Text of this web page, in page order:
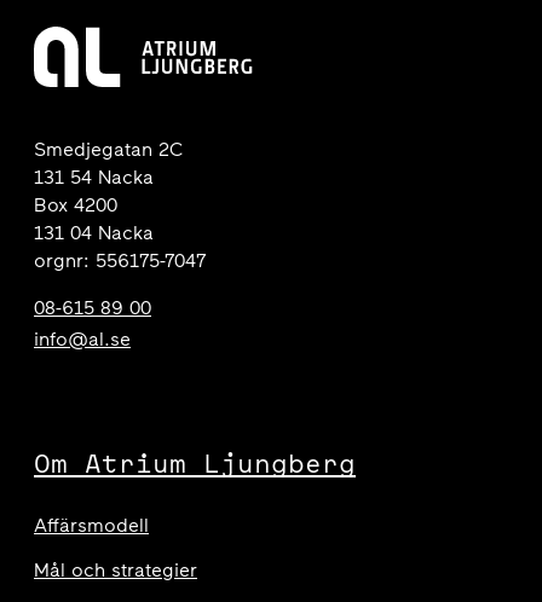
Smedjegatan 2C
131 54 Nacka
Box 4200
131 04 Nacka
orgnr: 556175-7047
08-615 89 00
info@al.se
Om Atrium Ljungberg
Affärsmodell
Mål och strategier